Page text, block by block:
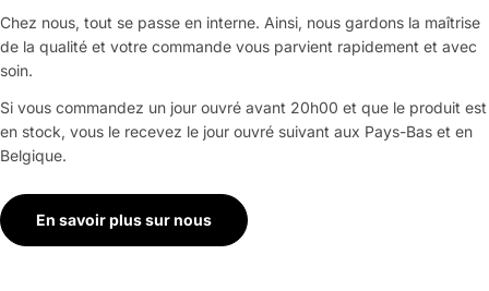
Chez nous, tout se passe en interne. Ainsi, nous gardons la maîtrise
de la qualité et votre commande vous parvient rapidement et avec
soin.
Si vous commandez un jour ouvré avant 20h00 et que le produit est
en stock, vous le recevez le jour ouvré suivant aux Pays-Bas et en
Belgique.
En savoir plus sur nous